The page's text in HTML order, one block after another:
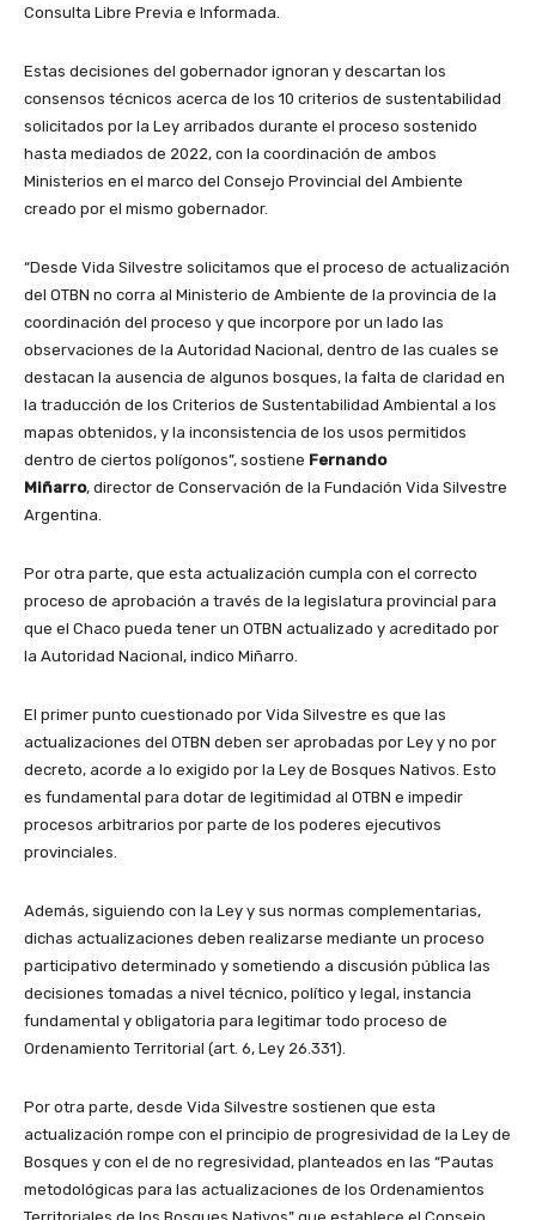
Consulta Libre Previa e Informada.
Estas decisiones del gobernador ignoran y descartan los
consensos técnicos acerca de los 10 criterios de sustentabilidad
solicitados por la Ley arribados durante el proceso sostenido
hasta mediados de 2022, con la coordinación de ambos
Ministerios en el marco del Consejo Provincial del Ambiente
creado por el mismo gobernador.
“Desde Vida Silvestre solicitamos que el proceso de actualización
del OTBN no corra al Ministerio de Ambiente de la provincia de la
coordinación del proceso y que incorpore por un lado las
observaciones de la Autoridad Nacional, dentro de las cuales se
destacan la ausencia de algunos bosques, la falta de claridad en
la traducción de los Criterios de Sustentabilidad Ambiental a los
mapas obtenidos, y la inconsistencia de los usos permitidos
dentro de ciertos polígonos”, sostiene Fernando
Miñarro, director de Conservación de la Fundación Vida Silvestre
Argentina.
Por otra parte, que esta actualización cumpla con el correcto
proceso de aprobación a través de la legislatura provincial para
que el Chaco pueda tener un OTBN actualizado y acreditado por
la Autoridad Nacional, indico Miñarro.
El primer punto cuestionado por Vida Silvestre es que las
actualizaciones del OTBN deben ser aprobadas por Ley y no por
decreto, acorde a lo exigido por la Ley de Bosques Nativos. Esto
es fundamental para dotar de legitimidad al OTBN e impedir
procesos arbitrarios por parte de los poderes ejecutivos
provinciales.
Además, siguiendo con la Ley y sus normas complementarias,
dichas actualizaciones deben realizarse mediante un proceso
participativo determinado y sometiendo a discusión pública las
decisiones tomadas a nivel técnico, político y legal, instancia
fundamental y obligatoria para legitimar todo proceso de
Ordenamiento Territorial (art. 6, Ley 26.331).
Por otra parte, desde Vida Silvestre sostienen que esta
actualización rompe con el principio de progresividad de la Ley de
Bosques y con el de no regresividad, planteados en las “Pautas
metodológicas para las actualizaciones de los Ordenamientos